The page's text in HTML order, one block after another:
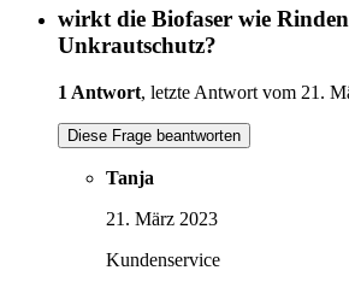
wirkt die Biofaser wie
Unkrautschutz?
1 Antwort, letzte Antwort vom 21.
Diese Frage beantworten
Tanja
21. März 2023
Kundenservice